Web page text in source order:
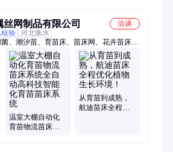
网制品有限公司
洽谈
验 河北衡水
、潮汐苗、育苗床、苗床网、花卉苗床、
苗床结构、abs材料、铁丝网、培育网、
定制、育苗网、菌层架、abs面板、菌菇
钢丝网片、草莓立体、移动物流、灌溉系
温室大棚自动化
育苗物流苗床系
从育苗到成熟，
航迪苗床全程优